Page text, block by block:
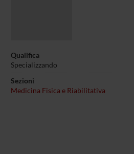
Qualifica
Specializzando
Sezioni
Medicina Fisica e Riabilitativa